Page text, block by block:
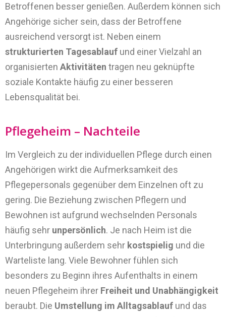
Betroffenen besser genießen. Außerdem können sich
Angehörige sicher sein, dass der Betroffene
ausreichend versorgt ist. Neben einem
strukturierten Tagesablauf und einer Vielzahl an
organisierten Aktivitäten tragen neu geknüpfte
soziale Kontakte häufig zu einer besseren
Lebensqualität bei.
Pflegeheim – Nachteile
Im Vergleich zu der individuellen Pflege durch einen
Angehörigen wirkt die Aufmerksamkeit des
Pflegepersonals gegenüber dem Einzelnen oft zu
gering. Die Beziehung zwischen Pflegern und
Bewohnen ist aufgrund wechselnden Personals
häufig sehr unpersönlich. Je nach Heim ist die
Unterbringung außerdem sehr kostspielig und die
Warteliste lang. Viele Bewohner fühlen sich
besonders zu Beginn ihres Aufenthalts in einem
neuen Pflegeheim ihrer Freiheit und Unabhängigkeit
beraubt. Die Umstellung im Alltagsablauf und das